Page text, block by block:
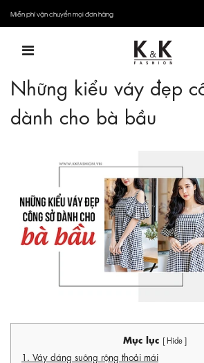
Miễn phí vận chuyển mọi đơn hàng
Những kiểu váy đẹp
dành cho bà bầu
Mục lục [ Hide ]
1. Váy dáng suông rộng thoải mái